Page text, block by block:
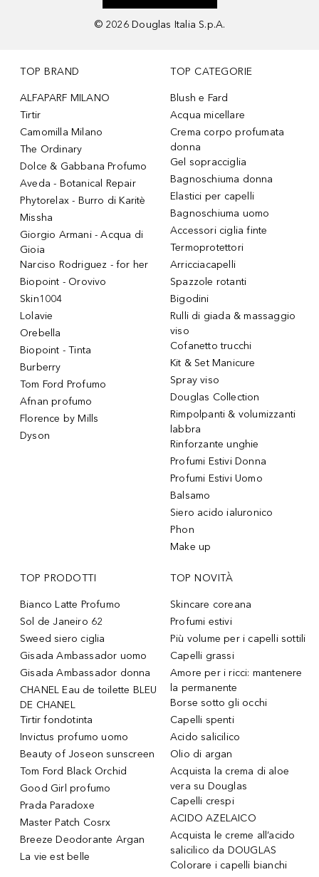
© 2026 Douglas Italia S.p.A.
TOP BRAND
ALFAPARF MILANO
Tirtir
Camomilla Milano
The Ordinary
Dolce & Gabbana Profumo
Aveda - Botanical Repair
Phytorelax - Burro di Karitè
Missha
Giorgio Armani - Acqua di
Gioia
Narciso Rodriguez - for her
Biopoint - Orovivo
Skin1004
Lolavie
Orebella
Biopoint - Tinta
Burberry
Tom Ford Profumo
Afnan profumo
Florence by Mills
Dyson
TOP CATEGORIE
Blush e Fard
Acqua micellare
Crema corpo profumata
donna
Gel sopracciglia
Bagnoschiuma donna
Elastici per capelli
Bagnoschiuma uomo
Accessori ciglia finte
Termoprotettori
Arricciacapelli
Spazzole rotanti
Bigodini
Rulli di giada & massaggio
viso
Cofanetto trucchi
Kit & Set Manicure
Spray viso
Douglas Collection
Rimpolpanti & volumizzanti
labbra
Rinforzante unghie
Profumi Estivi Donna
Profumi Estivi Uomo
Balsamo
Siero acido ialuronico
Phon
Make up
TOP PRODOTTI
Bianco Latte Profumo
Sol de Janeiro 62
Sweed siero ciglia
Gisada Ambassador uomo
Gisada Ambassador donna
CHANEL Eau de toilette BLEU
DE CHANEL
Tirtir fondotinta
Invictus profumo uomo
Beauty of Joseon sunscreen
Tom Ford Black Orchid
Good Girl profumo
Prada Paradoxe
Master Patch Cosrx
Breeze Deodorante Argan
La vie est belle
TOP NOVITÀ
Skincare coreana
Profumi estivi
Più volume per i capelli sottili
Capelli grassi
Amore per i ricci: mantenere
la permanente
Borse sotto gli occhi
Capelli spenti
Acido salicilico
Olio di argan
Acquista la crema di aloe
vera su Douglas
Capelli crespi
ACIDO AZELAICO
Acquista le creme all’acido
salicilico da DOUGLAS
Colorare i capelli bianchi